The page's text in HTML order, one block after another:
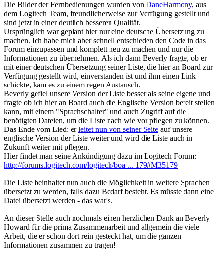
Die Bilder der Fernbedienungen wurden von DaneHarmony, aus
dem Logitech Team, freundlicherweise zur Verfügung gestellt und
sind jetzt in einer deutlich besseren Qualität.
Ursprünglich war geplant hier nur eine deutsche Übersetzung zu
machen. Ich habe mich aber schnell entschieden den Code in das
Forum einzupassen und komplett neu zu machen und nur die
Informationen zu übernehmen. Als ich dann Beverly fragte, ob er
mit einer deutschen Übersetzung seiner Liste, die hier an Board zur
Verfügung gestellt wird, einverstanden ist und ihm einen Link
schickte, kam es zu einem regen Austausch.
Beverly gefiel unsere Version der Liste besser als seine eigene und
fragte ob ich hier an Board auch die Englische Version bereit stellen
kann, mit einem "Sprachschalter" und auch Zugriff auf die
benötigten Dateien, um die Liste nach wie vor pflegen zu können.
Das Ende vom Lied: erleitet nun von seiner Seite auf unsere
englische Version der Liste weiter und wird die Liste auch in
Zukunft weiter mit pflegen.
Hier findet man seine Ankündigung dazu im Logitech Forum:
http://forums.logitech.com/logitech/boa ... 179#M35179
Die Liste beinhaltet nun auch die Möglichkeit in weitere Sprachen
übersetzt zu werden, falls dazu Bedarf besteht. Es müsste dann eine
Datei übersetzt werden - das war's.
An dieser Stelle auch nochmals einen herzlichen Dank an Beverly
Howard für die prima Zusammenarbeit und allgemein die viele
Arbeit, die er schon dort rein gesteckt hat, um die ganzen
Informationen zusammen zu tragen!